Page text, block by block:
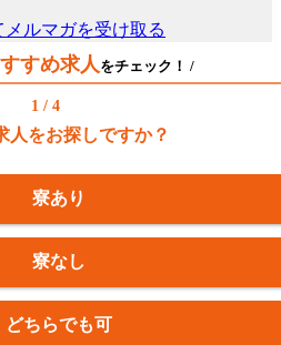
すめ求人をチェック！ /
1 / 4
人をお探しですか？
寮あり
寮なし
どちらでも可